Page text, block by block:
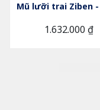
Mũ lưỡi trai Ziben -
1.632.000 ₫